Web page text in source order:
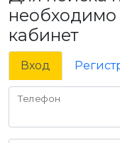
кабинет
Вход
Телефон